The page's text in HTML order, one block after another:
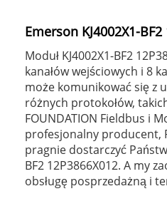
Emerson KJ4002X1-
Moduł KJ4002X1-BF2
kanałów wejściowych i 8
może komunikować się z
różnych protokołów,
FOUNDATION Fieldbus i
profesjonalny producent,
pragnie dostarczyć
BF2 12P3866X012. A my
obsługę posprzedażną i